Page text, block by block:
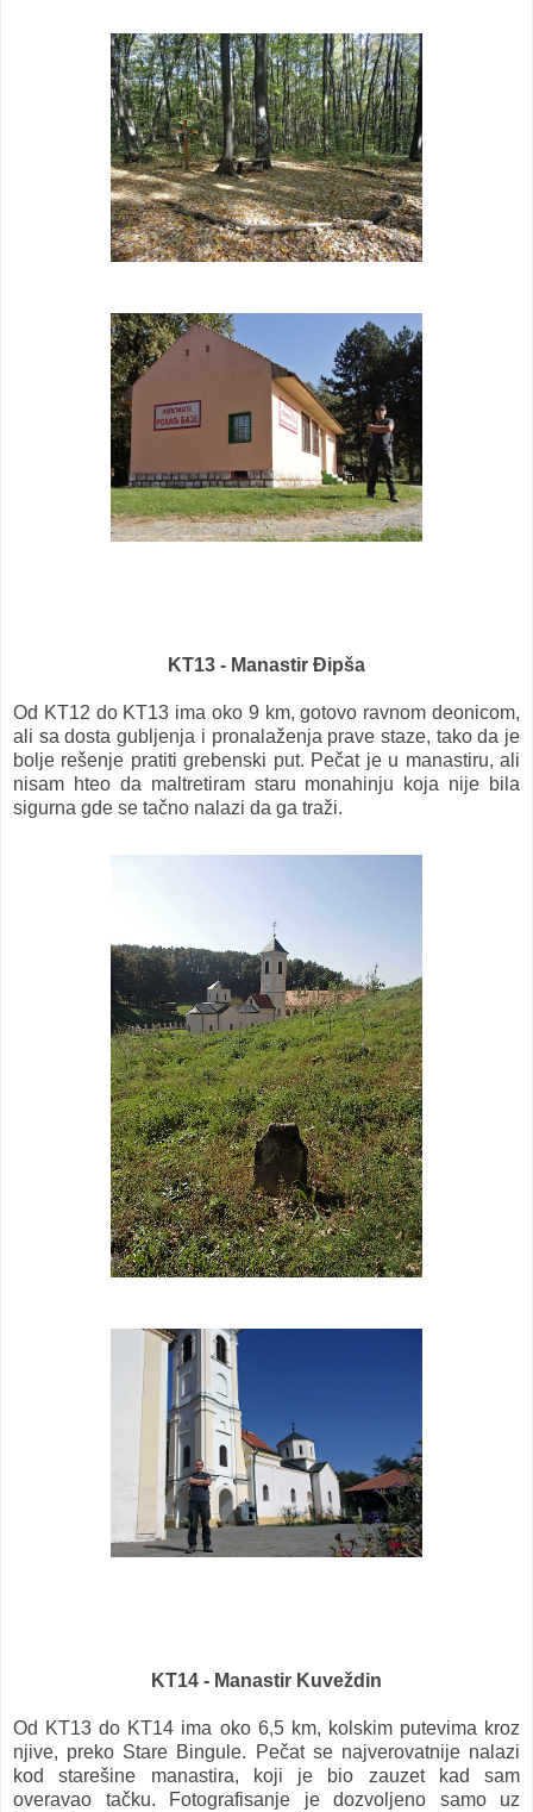
KT13 - Manastir Đipša
Od KT12 do KT13 ima oko 9 km, gotovo ravnom deonicom,
ali sa dosta gubljenja i pronalaženja prave staze, tako da je
bolje rešenje pratiti grebenski put. Pečat je u manastiru, ali
nisam hteo da maltretiram staru monahinju koja nije bila
sigurna gde se tačno nalazi da ga traži.
KT14 - Manastir Kuveždin
Od KT13 do KT14 ima oko 6,5 km, kolskim putevima kroz
njive, preko Stare Bingule. Pečat se najverovatnije nalazi
kod starešine manastira, koji je bio zauzet kad sam
overavao tačku. Fotografisanje je dozvoljeno samo uz